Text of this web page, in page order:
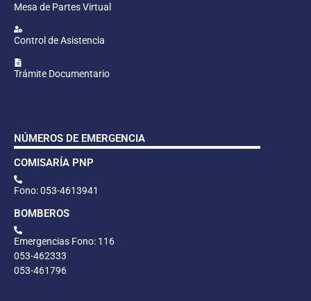
Mesa de Partes Virtual
Control de Asistencia
Trámite Documentario
NÚMEROS DE EMERGENCIA
COMISARÍA PNP
Fono: 053-4613941
BOMBEROS
Emergencias Fono: 116
053-462333
053-461796